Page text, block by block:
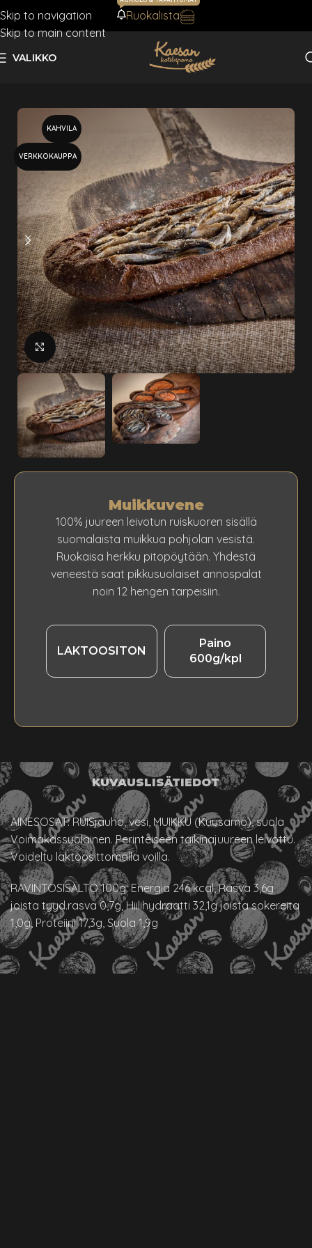
Skip to navigation
Skip to main content
AJANKOHTAISTA
Ruokalista
VALIKKO
KAHVILA
VERKKOKAUPPA
klikkaa suuremmaksi
Muikkuvene
100% juureen leivotun ruiskuoren sisällä
suomalaista muikkua pohjolan vesistä.
Ruokaisa herkku pitopöytään. Yhdestä
veneestä saat pikkusuolaiset annospalat
noin 12 hengen tarpeisiin.
LAKTOOSITON
Paino
600g/kpl
KUVAUSLISÄTIEDOT
AINESOSAT: RUISjauho, vesi, MUIKKU (Kuusamo), suola
Voimakassuolainen. Perinteiseen taikinajuureen leivottu.
Voideltu laktoosittomalla voilla.
RAVINTOSISÄLTÖ 100g: Energia 246 kcal, Rasva 3,6g
joista tyyd.rasva 0,7g, Hiilihydraatti 32,1g joista sokereita
1,0g, Proteiini 17,3g, Suola 1,9g